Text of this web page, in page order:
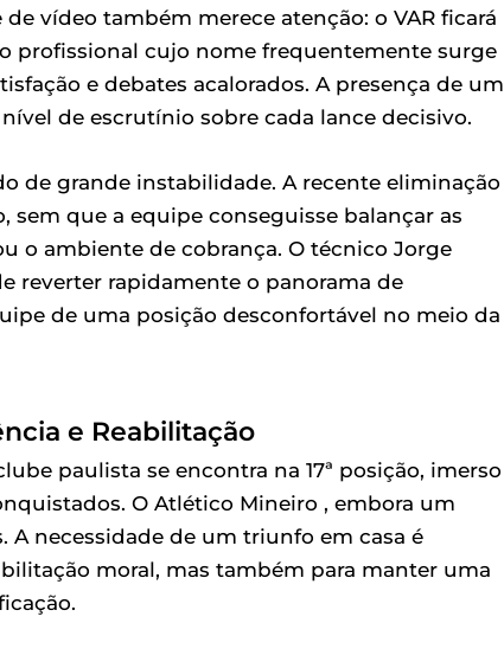
vídeo também merece atenção: o VAR ficará
profissional cujo nome frequentemente surge
e debates acalorados. A presença de um
de escrutínio sobre cada lance decisivo.
de grande instabilidade. A recente eliminação
sem que a equipe conseguisse balançar as
o ambiente de cobrança. O técnico Jorge
reverter rapidamente o panorama de
de uma posição desconfortável no meio da
e Reabilitação
paulista se encontra na 17ª posição, imerso
O Atlético Mineiro , embora um
A necessidade de um triunfo em casa é
moral, mas também para manter uma